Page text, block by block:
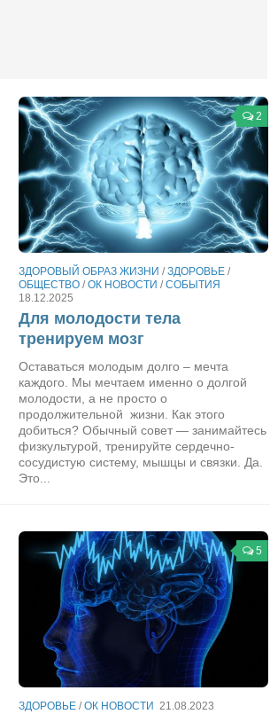
2
ЗДОРОВЫЙ ОБРАЗ ЖИЗНИ /ЗДОРОВЬЕ /
ОБЩЕСТВО /ОК НОВОСТИ /СОБЫТИЯ
18.12.2025
Для молодости тела
тренируем мозг
Оставаться молодым долго – мечта
каждого. Мы мечтаем именно о долгой
молодости, а не просто о
продолжительной жизни. Как этого
добиться? Обычный совет — занимайтесь
физкультурой, тренируйте сердечно-
сосудистую систему, мышцы и связки. Да.
Это...
5
ЗДОРОВЬЕ /ОК НОВОСТИ 21.08.2023